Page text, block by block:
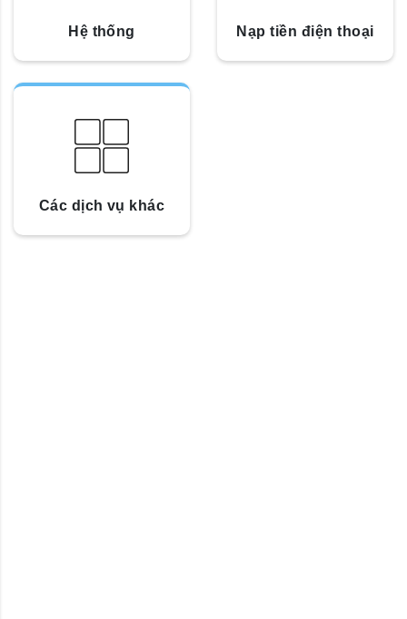
Hệ thống Nạp tiền điện thoại
Các dịch vụ khác